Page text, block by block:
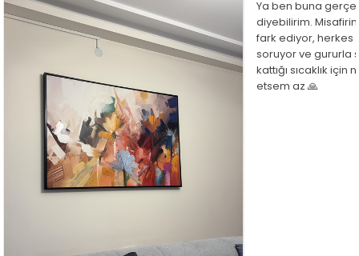
Ya ben buna
diyebilirim.
fark ediyor, herkes
soruyor ve gururla
kattığı sıcaklık
etsem az 🙏